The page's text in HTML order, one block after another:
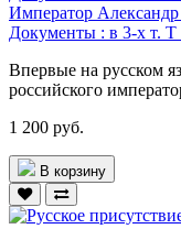
Император
Документы : в 3-х т. Т
Впервые на русском
российского
1 200 руб.
В корзину